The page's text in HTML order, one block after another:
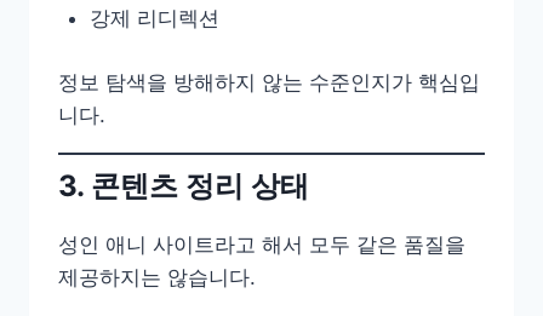
강제 리디렉션
정보 탐색을 방해하지 않는 수준인지가 핵심입
니다.
3. 콘텐츠 정리 상태
성인 애니 사이트라고 해서 모두 같은 품질을
제공하지는 않습니다.